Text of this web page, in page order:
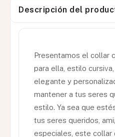
Descripción del
Presentamos el collar
para ella, estilo
elegante y
mantener a tus seres
estilo. Ya sea que
tus seres queridos,
especiales, este collar